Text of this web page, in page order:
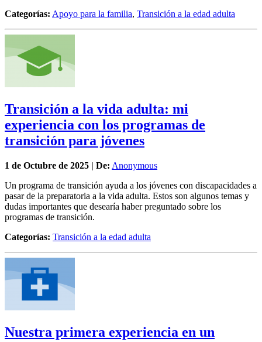
Categorías: Apoyo para la familia, Transición a la edad adulta
Transición a la vida adulta: mi
experiencia con los programas de
transición para jóvenes
1 de Octubre de 2025 | De: Anonymous
Un programa de transición ayuda a los jóvenes con discapacidades a
pasar de la preparatoria a la vida adulta. Estos son algunos temas y
dudas importantes que desearía haber preguntado sobre los
programas de transición.
Categorías: Transición a la edad adulta
Nuestra primera experiencia en un